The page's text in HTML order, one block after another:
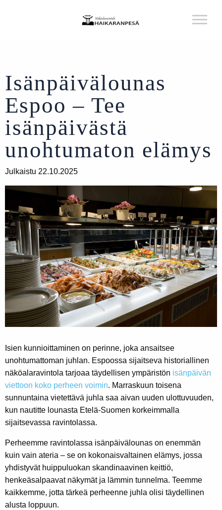
Isänpäivälounas
Espoo – Tee
isänpäivästä
unohtumaton elämys
Julkaistu 22.10.2025
Isien kunnioittaminen on perinne, joka ansaitsee
unohtumattoman juhlan. Espoossa sijaitseva historiallinen
näköalaravintola tarjoaa täydellisen ympäristön isänpäivän
viettoon koko perheen voimin. Marraskuun toisena
sunnuntaina vietettävä juhla saa aivan uuden ulottuvuuden,
kun nautitte lounasta Etelä-Suomen korkeimmalla
sijaitsevassa ravintolassa.
Perheemme ravintolassa isänpäivälounas on enemmän
kuin vain ateria – se on kokonaisvaltainen elämys, jossa
yhdistyvät huippuluokan skandinaavinen keittiö,
henkeäsalpaavat näkymät ja lämmin tunnelma. Teemme
kaikkemme, jotta tärkeä perheenne juhla olisi täydellinen
alusta loppuun.